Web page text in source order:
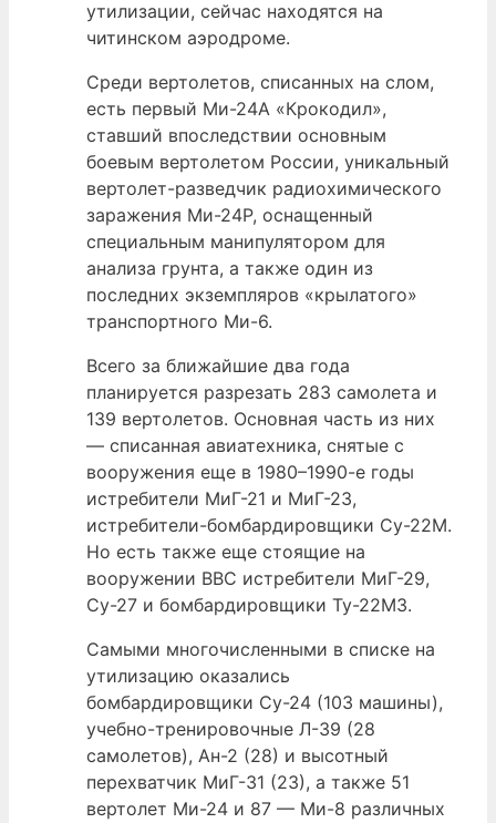
утилизации, сейчас находятся на
читинском аэродроме.
Среди вертолетов, списанных на слом,
есть первый Ми-24А «Крокодил»,
ставший впоследствии основным
боевым вертолетом России, уникальный
вертолет-разведчик радиохимического
заражения Ми-24Р, оснащенный
специальным манипулятором для
анализа грунта, а также один из
последних экземпляров «крылатого»
транспортного Ми-6.
Всего за ближайшие два года
планируется разрезать 283 самолета и
139 вертолетов. Основная часть из них
— списанная авиатехника, снятые с
вооружения еще в 1980–1990-е годы
истребители МиГ-21 и МиГ-23,
истребители-бомбардировщики Су-22М.
Но есть также еще стоящие на
вооружении ВВС истребители МиГ-29,
Су-27 и бомбардировщики Ту-22М3.
Самыми многочисленными в списке на
утилизацию оказались
бомбардировщики Су-24 (103 машины),
учебно-тренировочные Л-39 (28
самолетов), Ан-2 (28) и высотный
перехватчик МиГ-31 (23), а также 51
вертолет Ми-24 и 87 — Ми-8 различных